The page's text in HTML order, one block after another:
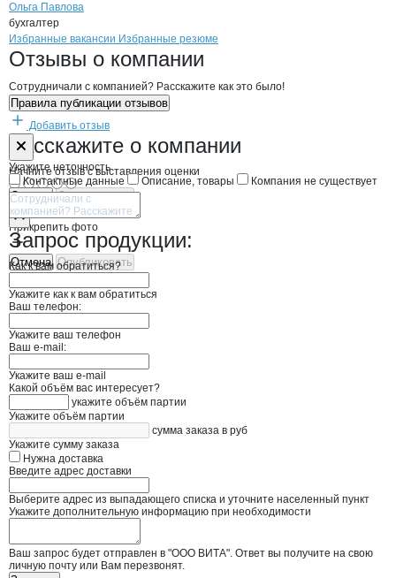
Ольга Павлова
бухгалтер
Брендыкомпани ВИТА
Вакансии вВИТА
Избранные вакансии Избранные резюме
Новости oВИТА, ООО
Отзывы о компании
Сотрудничали с компанией? Расскажите как это было!
Правила публикации отзывов
Добавить отзыв
Расскажите о компании
Начните отзыв с выставления оценки
Прикрепить фото
Отмена Опубликовать
Форма обратной связи о неточностях
Укажите неточность
Контактные данные
Описание, товары Компания не существует
Отмена Опубликовать
Запрос продукции:
Как к вам обратиться?
Укажите как к вам обратиться
Ваш телефон:
Укажите ваш телефон
Ваш e-mail:
Укажите ваш e-mail
Какой объём вас интересует?
укажите объём партии
Укажите объём партии
сумма заказа в руб
Укажите сумму заказа
Нужна доставка
Введите адрес доставки
Выберите адрес из выпадающего списка и уточните населенный пункт
Укажите дополнительную информацию при необходимости
Ваш запрос будет отправлен в "ООО ВИТА". Ответ вы получите на свою
личную почту или Вам перезвонят.